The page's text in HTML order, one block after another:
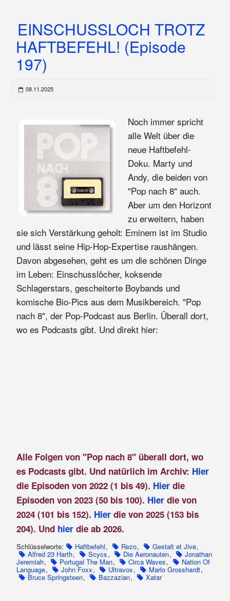
EINSCHUSSLOCH TROTZ
HAFTBEFEHL! (Episode
197)
08.11.2025
Noch immer spricht
alle Welt über die
neue Haftbefehl-
Doku. Marty und
Andy, die beiden von
"Pop nach 8" auch.
Aber um den Horizont
zu erweitern, haben
sie sich Verstärkung geholt: Eminem ist im Studio
und lässt seine Hip-Hop-Expertise raushängen.
Davon abgesehen, geht es um die schönen Dinge
im Leben: Einschusslöcher, koksende
Schlagerstars, gescheiterte Boybands und
komische Bio-Pics aus dem Musikbereich. "Pop
nach 8", der Pop-Podcast aus Berlin. Überall dort,
wo es Podcasts gibt. Und direkt hier:
Alle Folgen von "Pop nach 8" überall dort, wo
es Podcasts gibt. Und natürlich im Archiv: Hier
die Episoden von 2022 (1 bis 49). Hierdie
Episoden von 2023 (50 bis 100). Hier die von
2024 (101 bis 152). Hier die von 2025 (153 bis
204). Und hier die ab 2026.
Schlüsselworte: Haftbefehl, Rezo, Gestalt et Jive,
Alfred 23 Harth, Scycs, Die Aeronauten, Jonathan
Jeremiah, Portugal The Man, Circa Waves, Nation Of
Language, John Foxx, Ultravox, Marlo Grosshardt,
Bruce Springsteen, Bazzazian, Xatar